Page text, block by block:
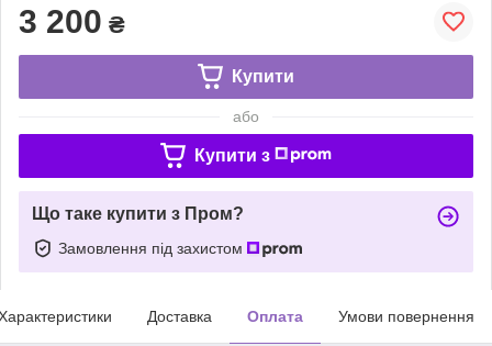
3 200 ₴
Купити
або
Купити з
Що таке купити з Пром?
Замовлення під захистом
Доставка Оплата Умови повернення